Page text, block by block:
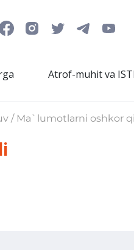
Atrof-muhit va
/ Ma`lumotlarni oshkor